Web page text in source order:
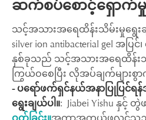
ဆက်စပ်စောင့်ရှောက်မှု
သင့်အသားအရေထိန်းသိမ်းမှုရွေးခ
silver ion antibacterial gel အပ
နှစ်ခုသည် သင့်အသားအရေထိန်း
ကြွယ်ဝစေပြီး လိုအပ်ချက်များ
- ပရော်ဖက်ရှင်နယ်အနာပြုပြ
ရွေးချယ်ပါ။: Jiabei Yishu နှ